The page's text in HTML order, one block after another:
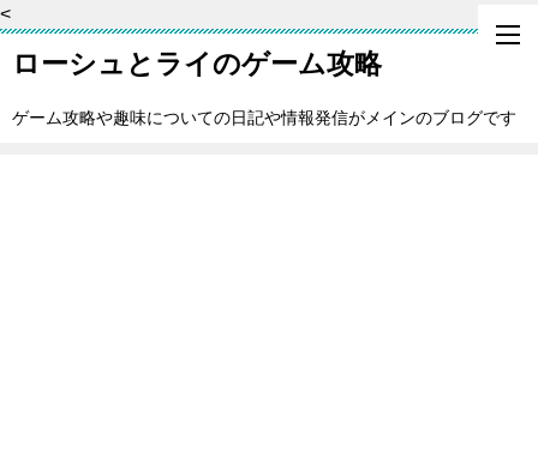
<
ローシュとライのゲーム攻略
ゲーム攻略や趣味についての日記や情報発信がメインのブログです